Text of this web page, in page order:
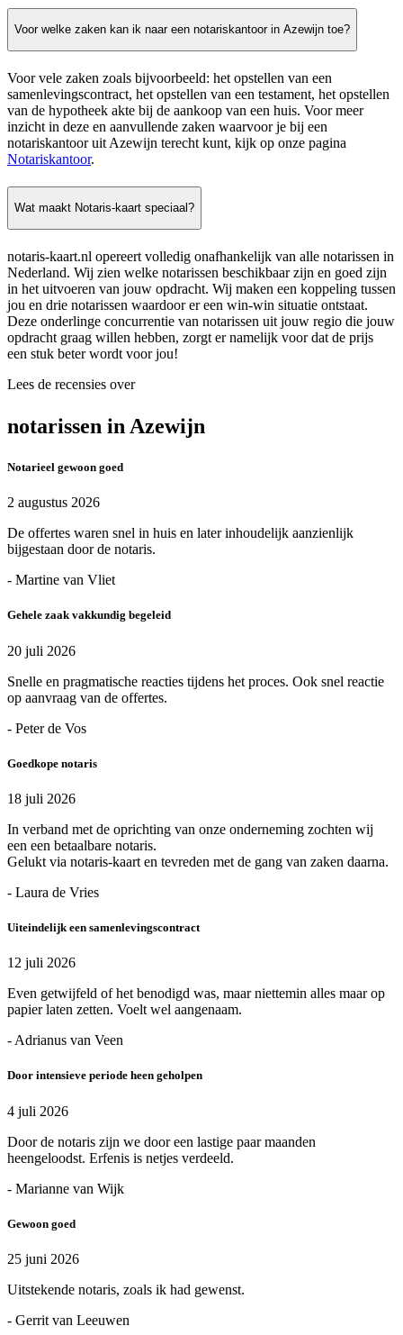
Voor welke zaken kan ik naar een notariskantoor in Azewijn toe?
Voor vele zaken zoals bijvoorbeeld: het opstellen van een
samenlevingscontract, het opstellen van een testament, het opstellen
van de hypotheek akte bij de aankoop van een huis. Voor meer
inzicht in deze en aanvullende zaken waarvoor je bij een
notariskantoor uit Azewijn terecht kunt, kijk op onze pagina
Notariskantoor.
Wat maakt Notaris-kaart speciaal?
notaris-kaart.nl opereert volledig onafhankelijk van alle notarissen in
Nederland. Wij zien welke notarissen beschikbaar zijn en goed zijn
in het uitvoeren van jouw opdracht. Wij maken een koppeling tussen
jou en drie notarissen waardoor er een win-win situatie ontstaat.
Deze onderlinge concurrentie van notarissen uit jouw regio die jouw
opdracht graag willen hebben, zorgt er namelijk voor dat de prijs
een stuk beter wordt voor jou!
Lees de recensies over
notarissen in Azewijn
Notarieel gewoon goed
2 augustus 2026
De offertes waren snel in huis en later inhoudelijk aanzienlijk
bijgestaan door de notaris.
- Martine van Vliet
Gehele zaak vakkundig begeleid
20 juli 2026
Snelle en pragmatische reacties tijdens het proces. Ook snel reactie
op aanvraag van de offertes.
- Peter de Vos
Goedkope notaris
18 juli 2026
In verband met de oprichting van onze onderneming zochten wij
een een betaalbare notaris.
Gelukt via notaris-kaart en tevreden met de gang van zaken daarna.
- Laura de Vries
Uiteindelijk een samenlevingscontract
12 juli 2026
Even getwijfeld of het benodigd was, maar niettemin alles maar op
papier laten zetten. Voelt wel aangenaam.
- Adrianus van Veen
Door intensieve periode heen geholpen
4 juli 2026
Door de notaris zijn we door een lastige paar maanden
heengeloodst. Erfenis is netjes verdeeld.
- Marianne van Wijk
Gewoon goed
25 juni 2026
Uitstekende notaris, zoals ik had gewenst.
- Gerrit van Leeuwen